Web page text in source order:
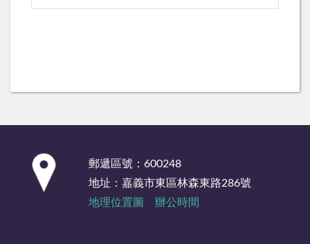
郵遞區號：600248
地址：嘉義市東區林森東路286號
地理位置圖
辦公時間